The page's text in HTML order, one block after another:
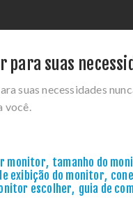
suas
suas necessidades
você.
monitor, tamanho do
exibição do monitor,
escolher, guia de